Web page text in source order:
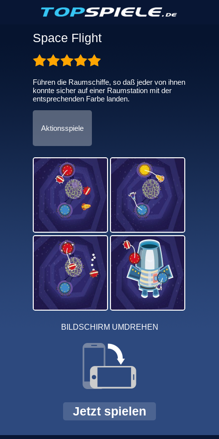
Space Flight
Führen die Raumschiffe, so daß jeder von ihnen
konnte sicher auf einer Raumstation mit der
entsprechenden Farbe landen.
Aktionsspiele
BILDSCHIRM UMDREHEN
Jetzt spielen